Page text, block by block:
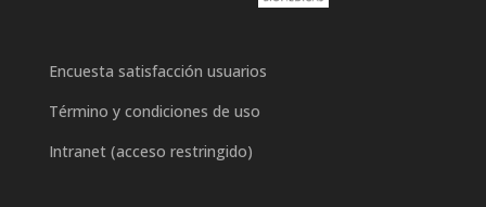
Encuesta satisfacción usuarios
Término y condiciones de uso
Intranet (acceso restringido)